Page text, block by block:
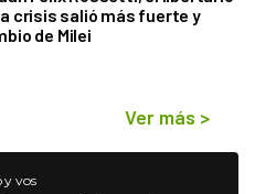
crisis salió más fuerte y
de Milei
Ver más >
y vos